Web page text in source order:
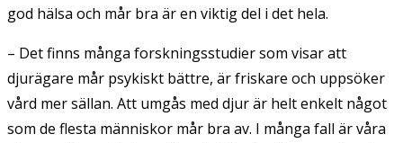
god hälsa och mår bra är en viktig del i det hela.
– Det finns många forskningsstudier som visar att
djurägare mår psykiskt bättre, är friskare och uppsöker
vård mer sällan. Att umgås med djur är helt enkelt något
som de flesta människor mår bra av. I många fall är våra